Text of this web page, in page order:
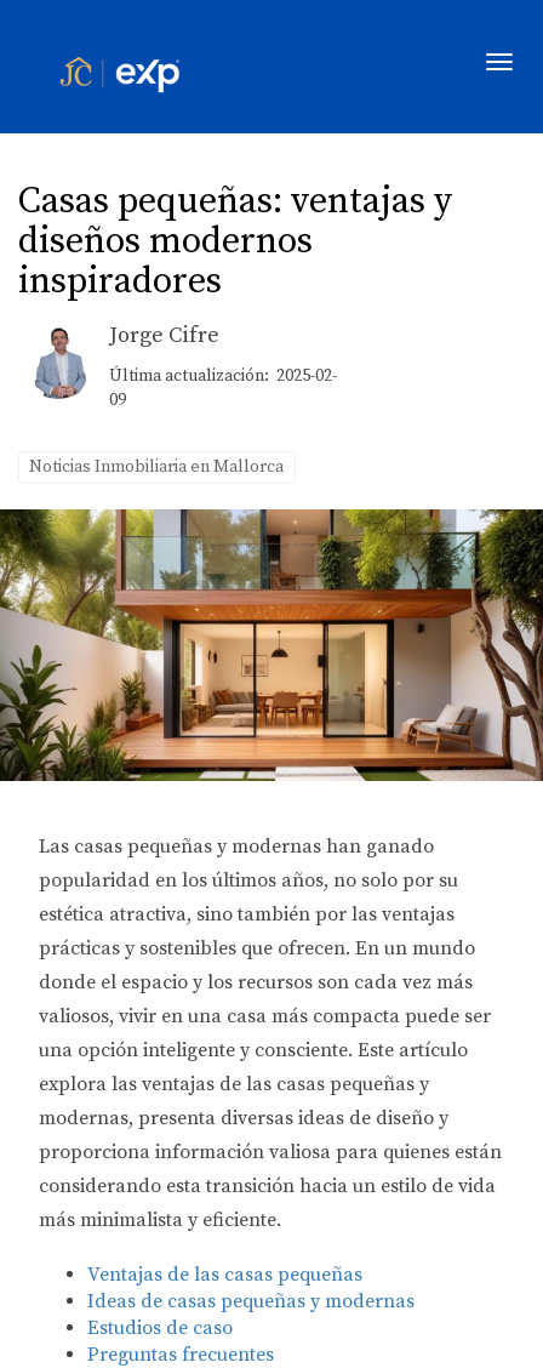
Casas pequeñas: ventajas y
diseños modernos
inspiradores
Jorge Cifre
Última actualización: 2025-02-
09
Noticias Inmobiliaria en Mallorca
Las casas pequeñas y modernas han ganado
popularidad en los últimos años, no solo por su
estética atractiva, sino también por las ventajas
prácticas y sostenibles que ofrecen. En un mundo
donde el espacio y los recursos son cada vez más
valiosos, vivir en una casa más compacta puede ser
una opción inteligente y consciente. Este artículo
explora las ventajas de las casas pequeñas y
modernas, presenta diversas ideas de diseño y
proporciona información valiosa para quienes están
considerando esta transición hacia un estilo de vida
más minimalista y eficiente.
Ventajas de las casas pequeñas
Ideas de casas pequeñas y modernas
Estudios de caso
Preguntas frecuentes